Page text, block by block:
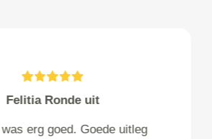
Felitia Ronde uit
erg goed. Goede uitleg